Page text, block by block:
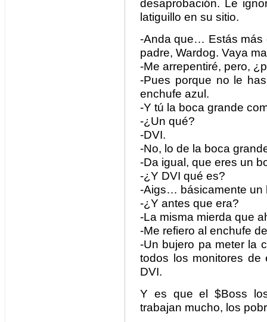
desaprobación. Le
latiguillo en su sitio.
-Anda que… Estás más
padre, Wardog. Vaya
-Me arrepentiré, pero,
-Pues porque no le
enchufe azul.
-Y tú la boca grande
-¿Un qué?
-DVI.
-No, lo de la boca
-Da igual, que eres un
-¿Y DVI qué es?
-Aigs… básicamente un
-¿Y antes que era?
-La misma mierda que
-Me refiero al enchufe
-Un bujero pa meter la
todos los monitores de
DVI.
Y es que el $Boss los
trabajan mucho, los